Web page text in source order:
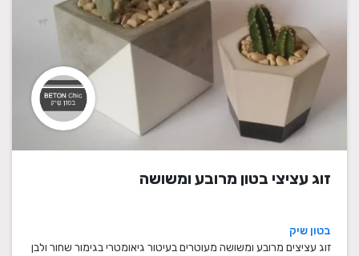
זוג עציצי בטון מרובע ומשושה
בטון שיק
זוג עציצים מרובע ומשושה מעוטרים בעיטור גיאומטרי בגימור שחור ולבן